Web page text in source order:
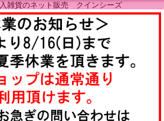
雑貨のネット販売 クインシーズ